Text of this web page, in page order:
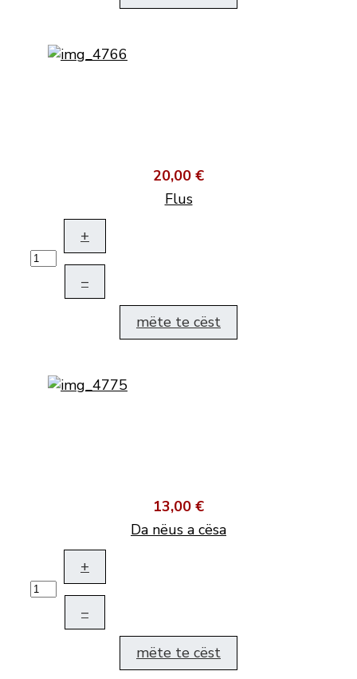
20,00 €
Flus
+
–
mëte te cëst
13,00 €
Da nëus a cësa
+
–
mëte te cëst